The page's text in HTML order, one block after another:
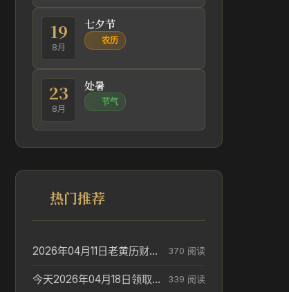
19
8月
七夕节
农历
23
8月
处暑
节气
热门推荐
2026年04月11日老黄历财神方位_财神方位与供奉讲究 370 阅读
今天2026年04月18日领取结婚证老黄历不适合吗_领证日期参考 339 阅读